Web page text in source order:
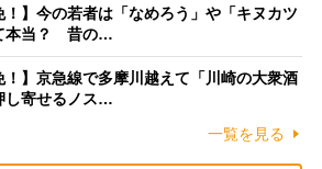
！】今の若者は「なめろう」や「キヌカツ
本当？ 昔の…
！】京急線で多摩川越えて「川崎の大衆酒
寄せるノス…
一覧を見る